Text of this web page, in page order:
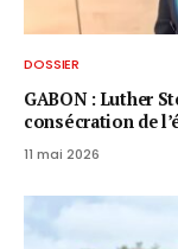
DOSSIER
GABON : Luther
consécration de
11 mai 2026